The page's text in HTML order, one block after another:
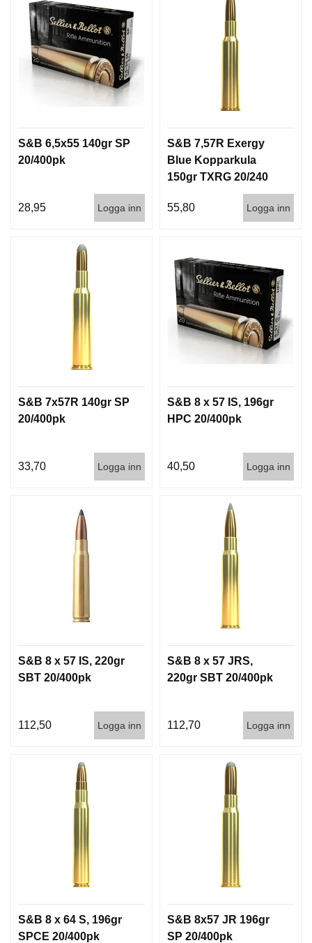
S&B 6,5x55 140gr SP
20/400pk
28,95 Logga inn
S&B 7,57R Exergy
Blue Kopparkula
150gr TXRG 20/240
55,80 Logga inn
S&B 7x57R 140gr SP
20/400pk
33,70 Logga inn
S&B 8 x 57 IS, 196gr
HPC 20/400pk
40,50 Logga inn
S&B 8 x 57 IS, 220gr
SBT 20/400pk
112,50 Logga inn
S&B 8 x 57 JRS,
220gr SBT 20/400pk
112,70 Logga inn
S&B 8 x 64 S, 196gr
SPCE 20/400pk
S&B 8x57 JR 196gr
SP 20/400pk